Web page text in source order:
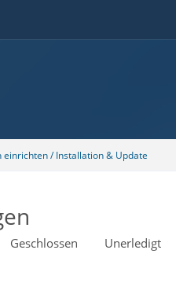
/ Installation & Update
Geschlossen Unerledigt